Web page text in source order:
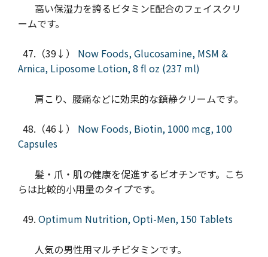
高い保湿力を誇るビタミンE配合のフェイスクリ
ームです。
47.（39↓） Now Foods, Glucosamine, MSM &
Arnica, Liposome Lotion, 8 fl oz (237 ml)
肩こり、腰痛などに効果的な鎮静クリームです。
48.（46↓） Now Foods, Biotin, 1000 mcg, 100
Capsules
髪・爪・肌の健康を促進するビオチンです。こち
らは比較的小用量のタイプです。
49. Optimum Nutrition, Opti-Men, 150 Tablets
人気の男性用マルチビタミンです。